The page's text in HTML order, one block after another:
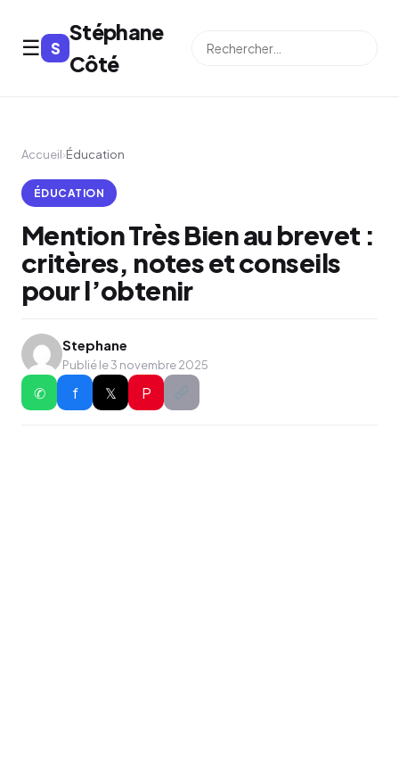
☰ S
Stéphane
Côté
Accueil›Éducation
ÉDUCATION
Mention Très Bien au brevet :
critères, notes et conseils
pour l’obtenir
Stephane
Publié le 3 novembre 2025
✆ f 𝕏 P